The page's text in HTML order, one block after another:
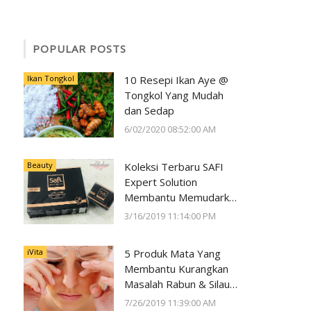
POPULAR POSTS
Ikan Tongkol
10 Resepi Ikan Aye @
Tongkol Yang Mudah
dan Sedap
6/02/2020 08:52:00 AM
Beauty
Koleksi Terbaru SAFI
Expert Solution
Membantu Memudarkan
Jeragat dalam 2 Minggu
3/16/2019 11:14:00 PM
iVita
5 Produk Mata Yang
Membantu Kurangkan
Masalah Rabun & Silau
Serta Memelihara
7/26/2019 11:39:00 AM